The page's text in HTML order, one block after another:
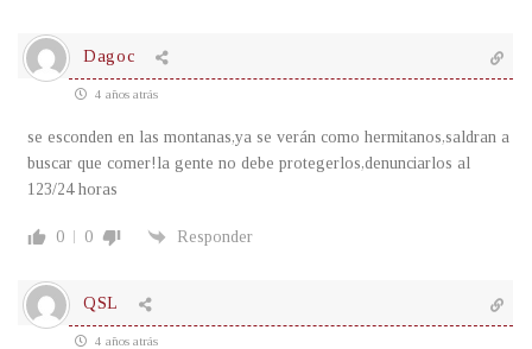
Dagoc
4 años atrás
se esconden en las montanas,ya se verán como hermitanos,saldran a
buscar que comer!la gente no debe protegerlos,denunciarlos al
123/24 horas
0 0 Responder
QSL
4 años atrás